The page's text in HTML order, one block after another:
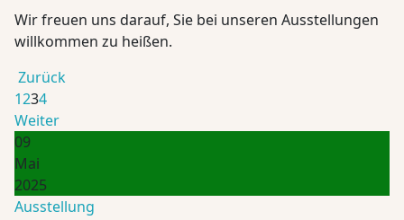
Wir freuen uns darauf, Sie bei unseren Ausstellungen
willkommen zu heißen.
Zurück
1234
Weiter
09
Mai
2025
Ausstellung